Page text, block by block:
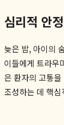
심리적 안
늦은 밤, 아이의
이들에게 트라우
은 환자의 고통
조성하는 데 핵